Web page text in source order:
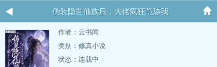
伪装隐世仙族后，大佬疯狂跪舔我
作者： 云书闻
类别：修真小说
状态：连载中